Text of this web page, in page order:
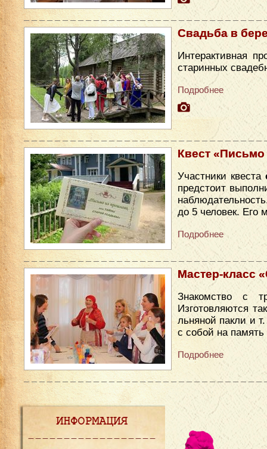
Свадьба в
Интерактивная
старинных
Подробнее
Квест
Участники квеста
предстоит
до 5 человек. Его
Подробнее
Мастер-класс
Знакомство с
Изготовляются
льняной пакли и
с собой на
Подробнее
ИНФОРМАЦИЯ